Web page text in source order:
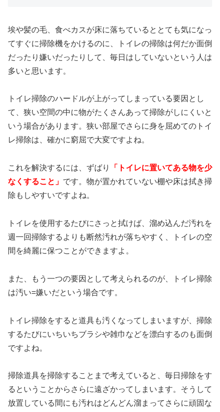
埃や髪の毛、食べカスが床に落ちているととても気になっ
てすぐに掃除機をかけるのに、トイレの掃除は何だか面倒
だったり嫌いだったりして、毎日はしていないという人は
多いと思います。
トイレ掃除のハードルが上がってしまっている要因とし
て、 狭い空間の中に物がたくさんあって掃除がしにくいと
いう場合があります。狭い部屋でさらに身を屈めてのトイ
レ掃除は、確かに窮屈で大変ですよね。
これを解決するには、ずばり
「トイレに置いてある物を少
なくすること」 です。物が置かれていない棚や床は拭き掃
除もしやすいですよね。
トイレを使用するたびにさっと拭けば、溜め込んだ汚れを
週一回掃除するよりも断然汚れが落ちやすく、トイレの空
間を綺麗に保つことができますよ。
また、もう一つの要因として考えられるのが、
トイレ掃除
は汚い=嫌いだという場合です。
トイレ掃除をすると道具も汚くなってしまいますが、掃除
するたびにいちいちブラシや雑巾などを漂白するのも面倒
ですよね。
掃除道具を掃除することまで考えていると、毎日掃除をす
るということからさらに遠ざかってしまいます。そうして
放置している間にも汚れはどんどん溜まってさらに頑固な